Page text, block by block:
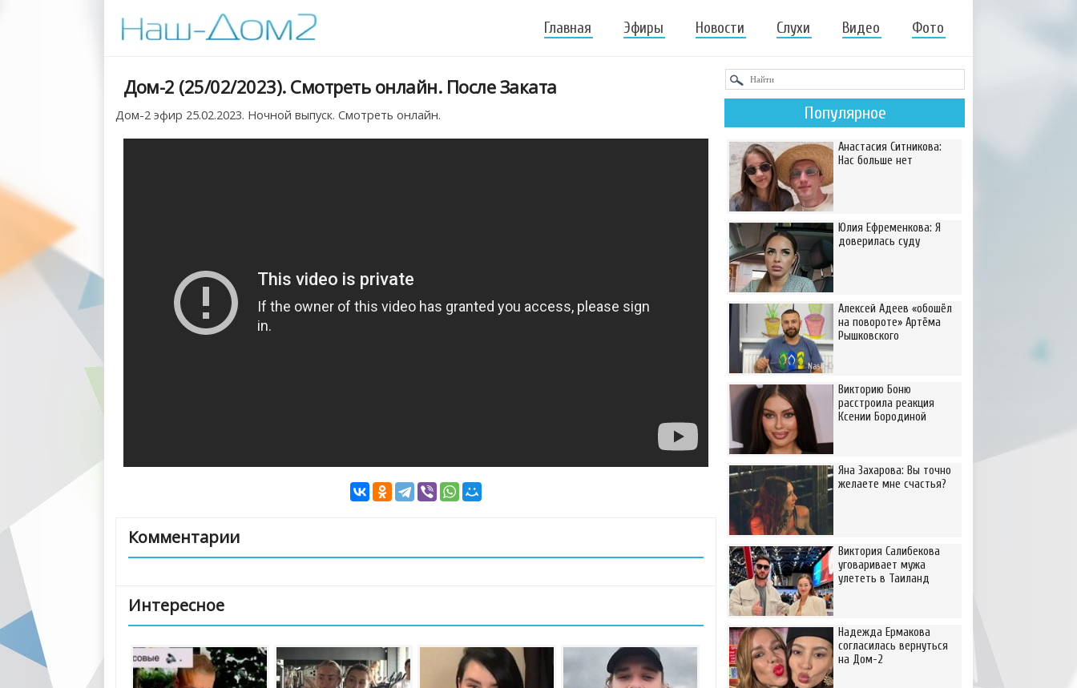
Главная Эфиры Новости Слухи Видео Фото
Дом-2 (25/02/2023). Смотреть онлайн. После Заката
Дом-2 эфир 25.02.2023. Ночной выпуск. Смотреть онлайн.
Комментарии
Интересное
Популярное
Анастасия Ситникова:
Нас больше нет
Юлия Ефременкова: Я
доверилась суду
Алексей Адеев «обошёл
на повороте» Артёма
Рышковского
Викторию Боню
расстроила реакция
Ксении Бородиной
Яна Захарова: Вы точно
желаете мне счастья?
Виктория Салибекова
уговаривает мужа
улететь в Таиланд
Надежда Ермакова
согласилась вернуться
на Дом-2